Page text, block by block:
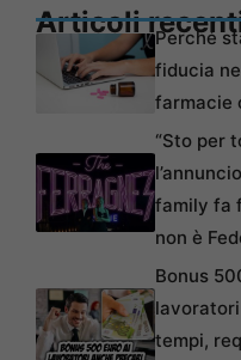
Articoli
Perché
fiducia
farmacie
“Sto per
family fa
non è
Bonus
tempi,